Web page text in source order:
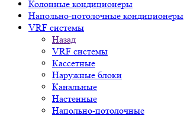
Колонные кондиционеры
Напольно-потолочные кондиционеры
VRF системы
Назад
VRF системы
Кассетные
Наружные блоки
Канальные
Настенные
Напольно-потолочные